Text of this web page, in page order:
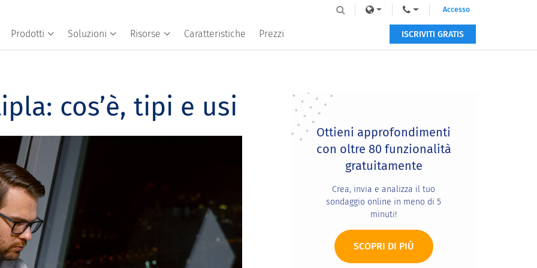
Prodotti Soluzioni Risorse Caratteristiche Prezzi
Accesso
ISCRIVITI GRATIS
cos’è, tipi e usi
Primary
Sidebar
Ottieni approfondimenti
con oltre 80 funzionalità
gratuitamente
Crea, invia e analizza il tuo
sondaggio online in meno di 5
minuti!
SCOPRI DI PIÙ